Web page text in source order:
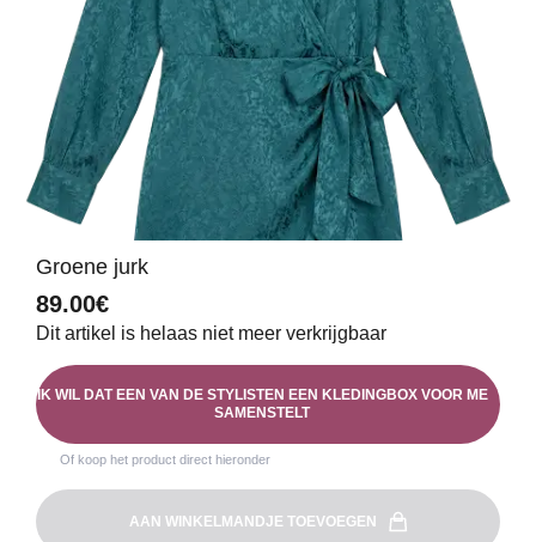
Groene jurk
89.00€
Dit artikel is helaas niet meer verkrijgbaar
IK WIL DAT EEN VAN DE STYLISTEN EEN KLEDINGBOX VOOR ME
SAMENSTELT
Of koop het product direct hieronder
AAN WINKELMANDJE TOEVOEGEN